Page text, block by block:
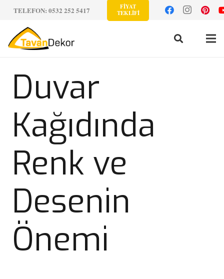
TELEFON: 0532 252 5417
FİYAT
TEKLİFİ
Duvar
Kağıdında
Renk ve
Desenin
Önemi